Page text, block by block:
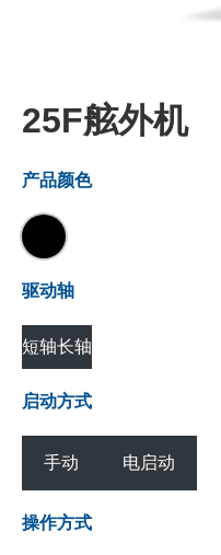
25F舷外机
产品颜色
驱动轴
短轴长轴
启动方式
手动 电启动
操作方式